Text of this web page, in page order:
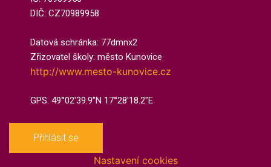
DIČ: CZ70989958
Datová schránka: 77dmnx2​
Zřizovatel školy: město Kunovice
http://www.mesto-kunovice.cz
GPS: 49°02'39.9"N 17°28'18.2"E
Přihlásit se
Nastavení cookies